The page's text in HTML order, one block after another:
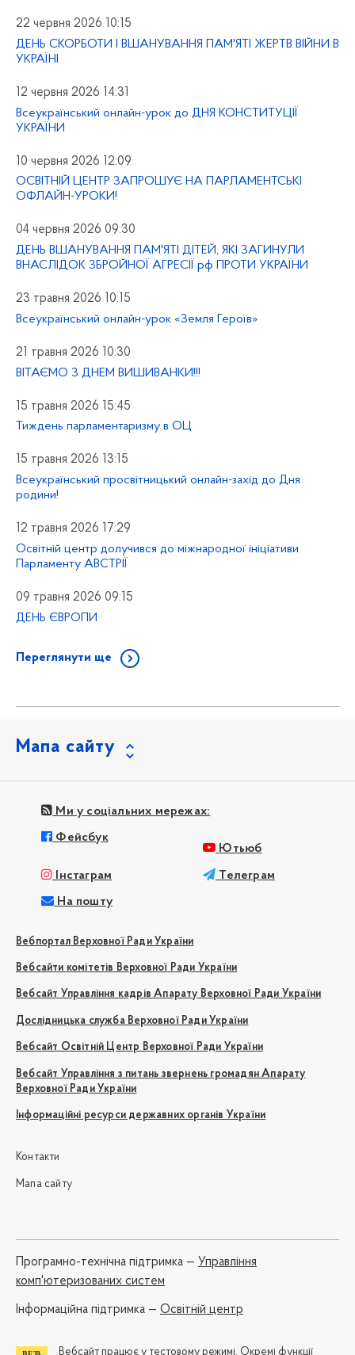
22 червня 2026 10:15
ДЕНЬ СКОРБОТИ І ВШАНУВАННЯ ПАМ'ЯТІ ЖЕРТВ ВІЙНИ В
УКРАЇНІ
12 червня 2026 14:31
Всеукраїнський онлайн-урок до ДНЯ КОНСТИТУЦІЇ
УКРАЇНИ
10 червня 2026 12:09
ОСВІТНІЙ ЦЕНТР ЗАПРОШУЄ НА ПАРЛАМЕНТСЬКІ
ОФЛАЙН-УРОКИ!
04 червня 2026 09:30
ДЕНЬ ВШАНУВАННЯ ПАМ'ЯТІ ДІТЕЙ, ЯКІ ЗАГИНУЛИ
ВНАСЛІДОК ЗБРОЙНОЇ АГРЕСІЇ рф ПРОТИ УКРАЇНИ
23 травня 2026 10:15
Всеукраїнський онлайн-урок «Земля Героїв»
21 травня 2026 10:30
ВІТАЄМО З ДНЕМ ВИШИВАНКИ!!!
15 травня 2026 15:45
Тиждень парламентаризму в ОЦ
15 травня 2026 13:15
Всеукраїнський просвітницький онлайн-захід до Дня
родини!
12 травня 2026 17:29
Освітній центр долучився до міжнародної ініціативи
Парламенту АВСТРІЇ
09 травня 2026 09:15
ДЕНЬ ЄВРОПИ
Переглянути ще
Мапа сайту
Ми у соціальних мережах:
Фейсбук
Ютьюб
Інстаграм Телеграм
На пошту
Вебпортал Верховної Ради України
Вебсайти комітетів Верховної Ради України
Вебсайт Управління кадрів Апарату Верховної Ради України
Дослідницька служба Верховної Ради України
Вебсайт Освітній Центр Верховної Ради України
Вебсайт Управління з питань звернень громадян Апарату
Верховної Ради України
Інформаційні ресурси державних органів України
Контакти
Мапа сайту
Програмно-технічна підтримка — Управління
комп'ютеризованих систем
Iнформаційна підтримка — Освітній центр
Вебсайт працює у тестовому режимі. Окремі функції